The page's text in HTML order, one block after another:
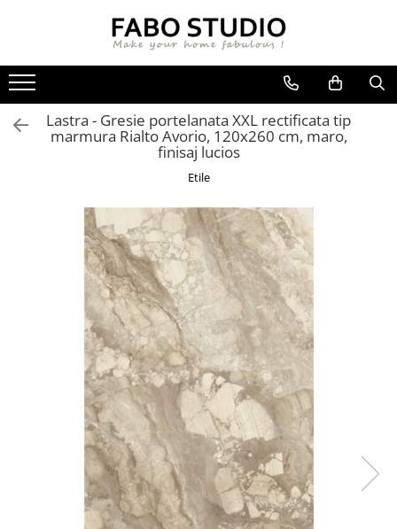
GRESIE INTERIOR
GRESIE EXTERIOR
GRESIE XXL - LASTRE
TREPTE DIN GRESIE
FAIANTA
PIESE DECORATIVE
CANAPELE
CUIERELastra - Gresie portelanata XXL rectificata tip
marmura Rialto Avorio, 120x260 cm, maro,
finisaj lucios
Etile